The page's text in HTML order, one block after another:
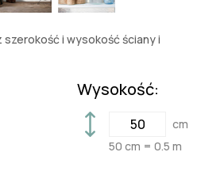
i wysokość ściany i
Wysokość:
cm
50 cm = 0.5 m